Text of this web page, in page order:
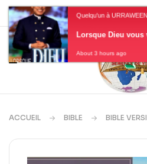
ACCUEIL BIBLE BIBLE
Quelqu'un à
Lorsque Dieu vous
About 3 hours ago